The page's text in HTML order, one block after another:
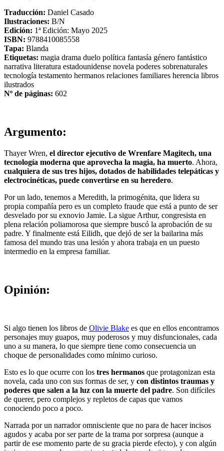
Traducción: Daniel Casado
Ilustraciones: B/N
Edición: 1ª Edición: Mayo 2025
ISBN: 9788410085558
Tapa: Blanda
Etiquetas: magia drama duelo política fantasía género fantástico
narrativa literatura estadounidense novela poderes sobrenaturales
tecnología testamento hermanos relaciones familiares herencia libros
ilustrados
Nº de páginas: 602
Argumento:
Thayer Wren, el director ejecutivo de Wrenfare Magitech, una
tecnología moderna que aprovecha la magia, ha muerto. Ahora,
cualquiera de sus tres hijos, dotados de habilidades telepáticas y
electrocinéticas, puede convertirse en su heredero.
Por un lado, tenemos a Meredith, la primogénita, que lidera su
propia compañía pero es un completo fraude que está a punto de ser
desvelado por su exnovio Jamie. La sigue Arthur, congresista en
plena relación poliamorosa que siempre buscó la aprobación de su
padre. Y finalmente está Eilidh, que dejó de ser la bailarina más
famosa del mundo tras una lesión y ahora trabaja en un puesto
intermedio en la empresa familiar.
Opinión:
Si algo tienen los libros de Olivie Blake es que en ellos encontramos
personajes muy guapos, muy poderosos y muy disfuncionales, cada
uno a su manera, lo que siempre tiene como consecuencia un
choque de personalidades como mínimo curioso.
Esto es lo que ocurre con los tres hermanos que protagonizan esta
novela, cada uno con sus formas de ser, y con distintos traumas y
poderes que salen a la luz con la muerte del padre. Son difíciles
de querer, pero complejos y repletos de capas que vamos
conociendo poco a poco.
Narrada por un narrador omnisciente que no para de hacer incisos
agudos y acaba por ser parte de la trama por sorpresa (aunque a
partir de ese momento parte de su gracia pierde efecto), y con algún